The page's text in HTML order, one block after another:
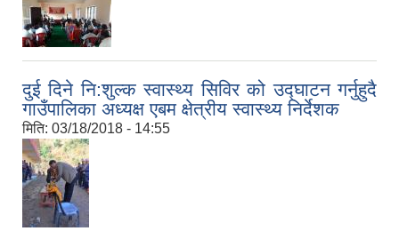
दुई दिने नि:शुल्क स्वास्थ्य सिविर को उद्घाटन गर्नुहुदै
गाउँपालिका अध्यक्ष एबम क्षेत्रीय स्वास्थ्य निर्देशक
मिति: 03/18/2018 - 14:55